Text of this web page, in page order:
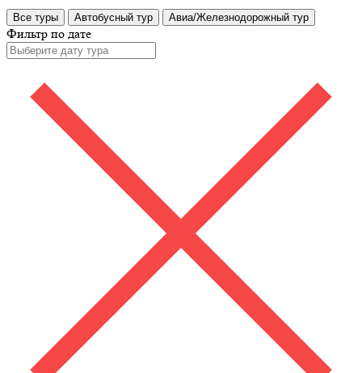
Все туры Автобусный тур Авиа/Железнодорожный тур
Фильтр по дате